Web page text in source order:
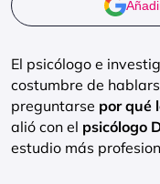
El psicólogo e
costumbre de
preguntarse por qué
alió con el psicólogo
estudio más